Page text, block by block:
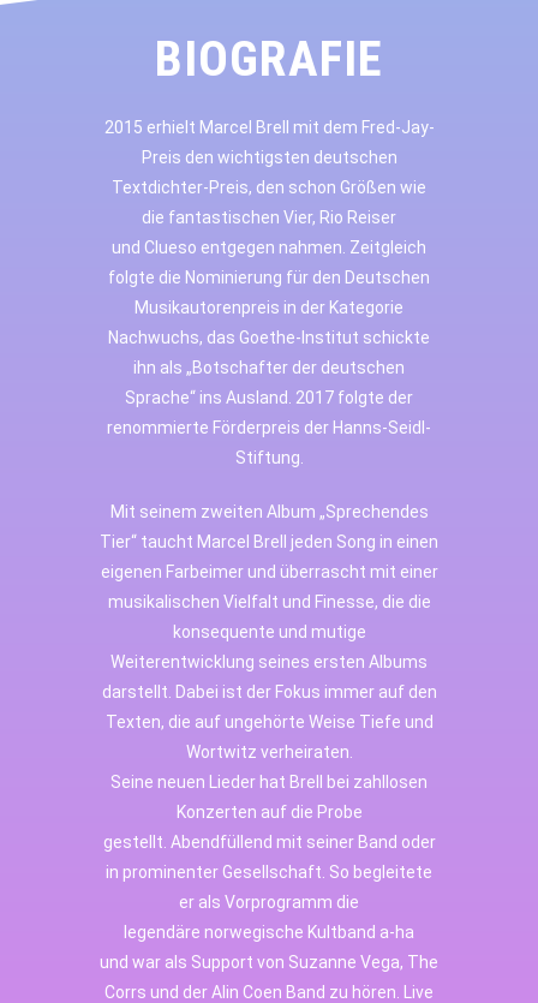
BIOGRAFIE
2015 erhielt Marcel Brell mit dem Fred-Jay-
Preis den wichtigsten deutschen
Textdichter-Preis, den schon Größen wie
die fantastischen Vier, Rio Reiser
und Clueso entgegen nahmen. Zeitgleich
folgte die Nominierung für den Deutschen
Musikautorenpreis in der Kategorie
Nachwuchs, das Goethe-Institut schickte
ihn als „Botschafter der deutschen
Sprache“ ins Ausland. 2017 folgte der
renommierte Förderpreis der Hanns-Seidl-
Stiftung.
Mit seinem zweiten Album „Sprechendes
Tier“ taucht Marcel Brell jeden Song in einen
eigenen Farbeimer und überrascht mit einer
musikalischen Vielfalt und Finesse, die die
konsequente und mutige
Weiterentwicklung seines ersten Albums
darstellt. Dabei ist der Fokus immer auf den
Texten, die auf ungehörte Weise Tiefe und
Wortwitz verheiraten.
Seine neuen Lieder hat Brell bei zahllosen
Konzerten auf die Probe
gestellt. Abendfüllend mit seiner Band oder
in prominenter Gesellschaft. So begleitete
er als Vorprogramm die
legendäre norwegische Kultband a-ha
und war als Support von Suzanne Vega, The
Corrs und der Alin Coen Band zu hören.
Live